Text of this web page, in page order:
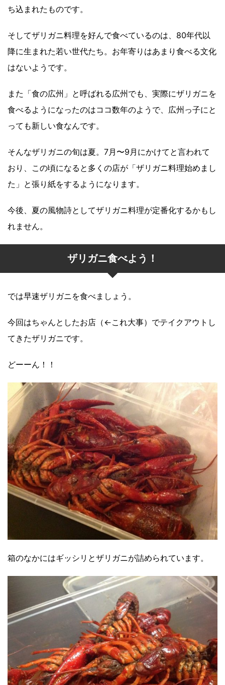
ち込まれたものです。
そしてザリガニ料理を好んで食べているのは、80年代以
降に生まれた若い世代たち。お年寄りはあまり食べる文化
はないようです。
また「食の広州」と呼ばれる広州でも、実際にザリガニを
食べるようになったのはココ数年のようで、広州っ子にと
っても新しい食なんです。
そんなザリガニの旬は夏。7月〜9月にかけてと言われて
おり、この頃になると多くの店が「ザリガニ料理始めまし
た」と張り紙をするようになります。
今後、夏の風物詩としてザリガニ料理が定番化するかもし
れません。
ザリガニ食べよう！
では早速ザリガニを食べましょう。
今回はちゃんとしたお店（←これ大事）でテイクアウトし
てきたザリガニです。
どーーん！！
箱のなかにはギッシリとザリガニが詰められています。